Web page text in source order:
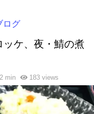
ログ
ッケ、夜・鯖の煮
min 183views